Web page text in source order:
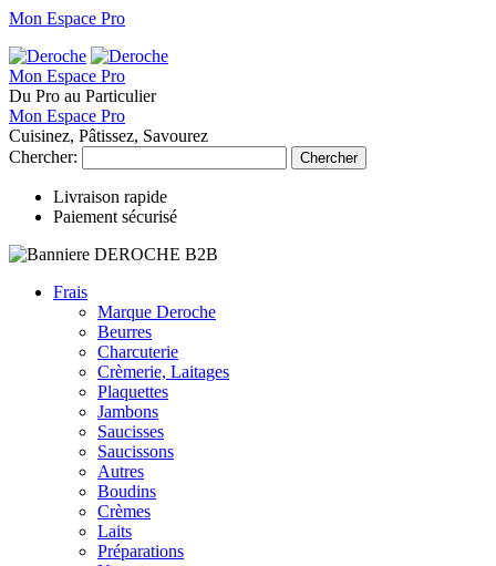
Mon Espace Pro
Mon Espace Pro
Du Pro au Particulier
Mon Espace Pro
Cuisinez, Pâtissez, Savourez
Chercher:
Chercher
Livraison rapide
Paiement sécurisé
Frais
Marque Deroche
Beurres
Charcuterie
Crèmerie, Laitages
Plaquettes
Jambons
Saucisses
Saucissons
Autres
Boudins
Crèmes
Laits
Préparations